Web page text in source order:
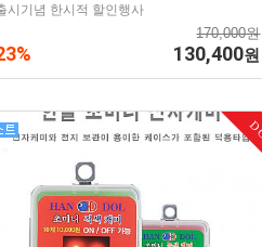
시기념 한시적 할인행사
170,000원
130,400원